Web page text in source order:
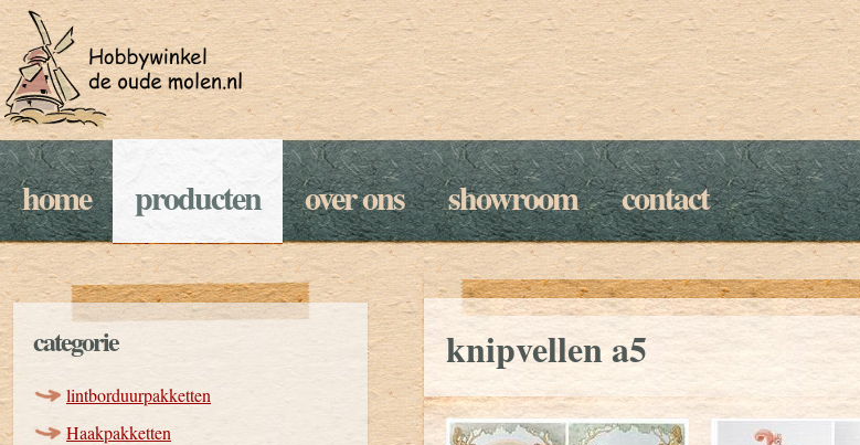
home producten over ons showroom contact
categorie
lintborduurpakketten
Haakpakketten
knipvellen a5